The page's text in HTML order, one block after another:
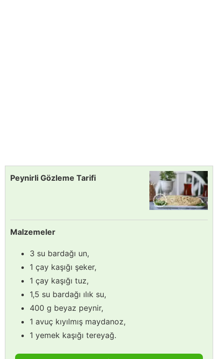
Peynirli Gözleme Tarifi
Malzemeler
3 su bardağı un,
1 çay kaşığı şeker,
1 çay kaşığı tuz,
1,5 su bardağı ılık su,
400 g beyaz peynir,
1 avuç kıyılmış maydanoz,
1 yemek kaşığı tereyağ.